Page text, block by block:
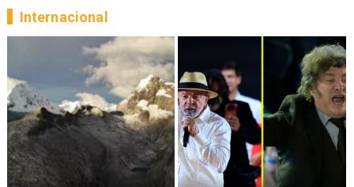
Internacional